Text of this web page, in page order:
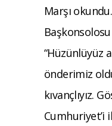
Marşı
“Hüzünlüyüz
önderimiz
kıvançlıyız.
Cumhuriyet’i